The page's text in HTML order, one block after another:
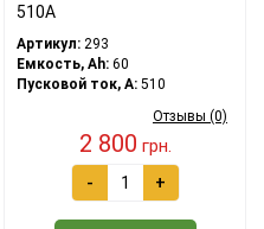
510A
Артикул: 293
Емкость, Ah: 60
Пусковой ток, A: 510
Отзывы (0)
2 800 грн.
- +